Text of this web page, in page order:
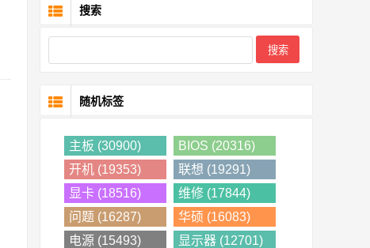
搜索
随机标签
主板 (30900)
BIOS (20316)
开机 (19353)
联想 (19291)
显卡 (18516)
维修 (17844)
问题 (16287)
华硕 (16083)
电源 (15493)
显示器 (12701)